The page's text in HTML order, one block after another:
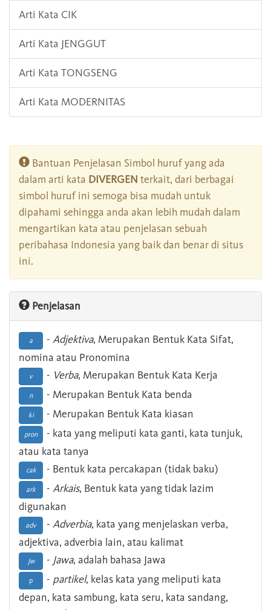
Arti Kata CIK
Arti Kata JENGGUT
Arti Kata TONGSENG
Arti Kata MODERNITAS
Bantuan Penjelasan Simbol huruf yang ada
dalam arti kata DIVERGEN terkait, dari berbagai
simbol huruf ini semoga bisa mudah untuk
dipahami sehingga anda akan lebih mudah dalam
mengartikan kata atau penjelasan sebuah
peribahasa Indonesia yang baik dan benar di situs
ini.
Penjelasan
a - Adjektiva, Merupakan Bentuk Kata Sifat,
nomina atau Pronomina
v - Verba, Merupakan Bentuk Kata Kerja
n - Merupakan Bentuk Kata benda
ki - Merupakan Bentuk Kata kiasan
pron
- kata yang meliputi kata ganti, kata tunjuk,
atau kata tanya
cak - Bentuk kata percakapan (tidak baku)
ark - Arkais, Bentuk kata yang tidak lazim
digunakan
adv - Adverbia, kata yang menjelaskan verba,
adjektiva, adverbia lain, atau kalimat
Jw - Jawa, adalah bahasa Jawa
p - partikel, kelas kata yang meliputi kata
depan, kata sambung, kata seru, kata sandang,